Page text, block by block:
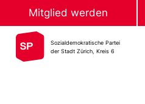
Mitglied werden
Sozialdemokratische Partei
der Stadt Zürich, Kreis 6